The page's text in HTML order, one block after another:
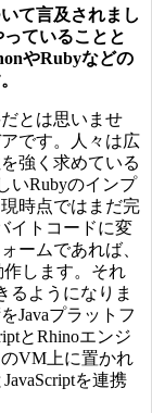
て言及されまし
ていることと
やRubyなどの
とは思いませ
です。人々は広
強く求めている
いRubyのインプ
時点ではまだ完
イトコードに変
ームであれば、
します。それ
るようになりま
Javaプラットフ
とRhinoエンジ
VM上に置かれ
を連携